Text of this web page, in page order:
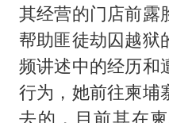
其经营的门店前露
帮助匪徒劫囚越狱
频讲述中的经历和
行为，她前往柬埔
去的，目前其在